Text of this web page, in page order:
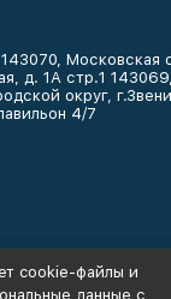
Московская
д. 1А стр.1
округ,
4/7
cookie-файлы и
данные с